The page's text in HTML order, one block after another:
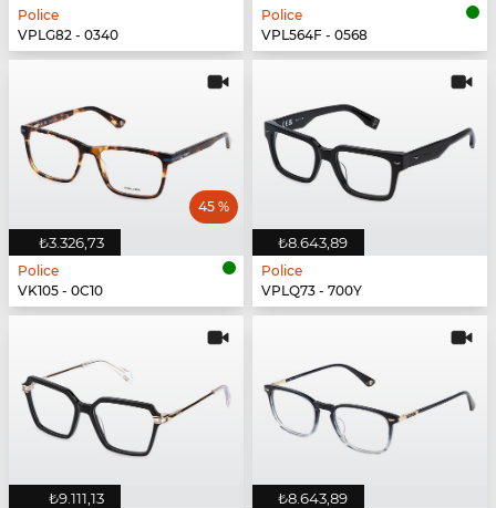
Police
VPLG82 - 0340
Police
VPL564F - 0568
₺3.326,73
45 %
Police
VK105 - 0C10
₺8.643,89
Police
VPLQ73 - 700Y
₺9.111,13 ₺8.643,89